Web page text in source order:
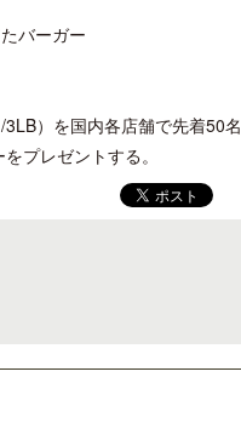
バーガー
）を国内各店舗で先着50名
プレゼントする。